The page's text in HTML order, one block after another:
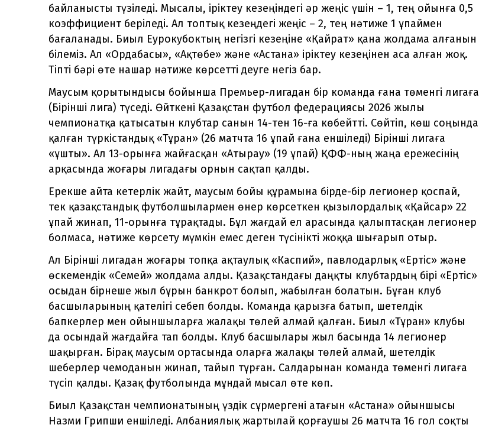
байланысты түзіледі. Мысалы, іріктеу кезеңіндегі әр жеңіс үшін – 1, тең ойынға 0,5
коэффициент беріледі. Ал топтық кезеңдегі жеңіс – 2, тең нәтиже 1 ұпаймен
бағаланады. Биыл Еурокубоктың негізгі кезеңіне «Қайрат» қана жолдама алғанын
білеміз. Ал «Ордабасы», «Ақтөбе» және «Астана» іріктеу кезеңінен аса алған жоқ.
Тіпті бәрі өте нашар нәтиже көрсетті деуге негіз бар.
Маусым қорытындысы бойынша Премьер-лигадан бір команда ғана төменгі лигаға
(Бірінші лига) түседі. Өйткені Қазақстан футбол федерациясы 2026 жылы
чемпионатқа қатысатын клубтар санын 14-тен 16-ға көбейтті. Сөйтіп, көш соңында
қалған түркістандық «Тұран» (26 матчта 16 ұпай ғана еншіледі) Бірінші лигаға
«ұшты». Ал 13-орынға жайғасқан «Атырау» (19 ұпай) ҚФФ-ның жаңа ережесінің
арқасында жоғары лигадағы орнын сақтап қалды.
Ерекше айта кетерлік жайт, маусым бойы құрамына бірде-бір легионер қоспай,
тек қазақстандық футболшылармен өнер көрсеткен қызылордалық «Қайсар» 22
ұпай жинап, 11-орынға тұрақтады. Бұл жағдай ел арасында қалыптасқан легионер
болмаса, нәтиже көрсету мүмкін емес деген түсінікті жоққа шығарып отыр.
Ал Бірінші лигадан жоғары топқа ақтаулық «Каспий», павлодарлық «Ертіс» және
өскемендік «Семей» жолдама алды. Қазақстандағы даңқты клубтардың бірі «Ертіс»
осыдан бірнеше жыл бұрын банкрот болып, жабылған болатын. Бұған клуб
басшыларының қателігі себеп болды. Команда қарызға батып, шетелдік
бапкерлер мен ойыншыларға жалақы төлей алмай қалған. Биыл «Тұран» клубы
да осындай жағдайға тап болды. Клуб басшылары жыл басында 14 легионер
шақырған. Бірақ маусым ортасында оларға жалақы төлей алмай, шетелдік
шеберлер чемоданын жинап, тайып тұрған. Салдарынан команда төменгі лигаға
түсіп қалды. Қазақ футболында мұндай мысал өте көп.
Биыл Қазақстан чемпионатының үздік сұрмергені атағын «Астана» ойыншысы
Назми Грипши еншіледі. Албаниялық жартылай қорғаушы 26 матчта 16 гол соқты